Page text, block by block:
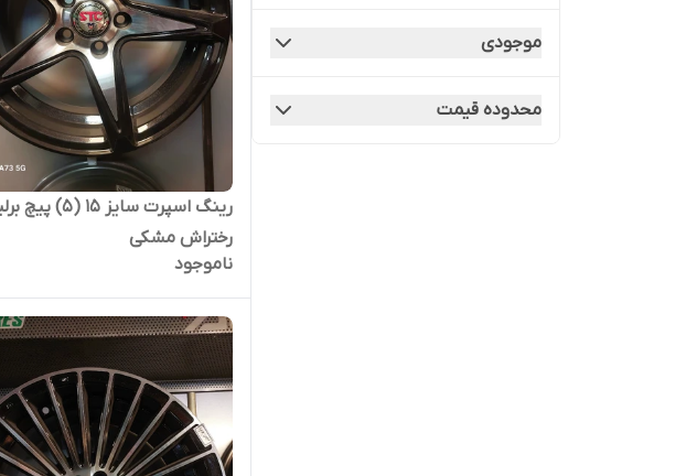
موجودی
محدوده قیمت
رینگ اسپرت سایز ۱۵
رختراش مشکی
ناموجود